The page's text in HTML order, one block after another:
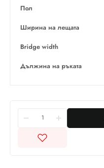
Пол
Ширина на лещата
Bridge width
Дължина на ръката